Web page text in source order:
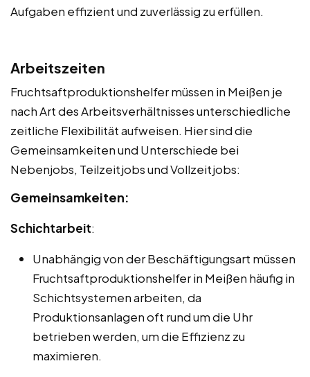
Aufgaben effizient und zuverlässig zu erfüllen.
Arbeitszeiten
Fruchtsaftproduktionshelfer müssen in Meißen je
nach Art des Arbeitsverhältnisses unterschiedliche
zeitliche Flexibilität aufweisen. Hier sind die
Gemeinsamkeiten und Unterschiede bei
Nebenjobs, Teilzeitjobs und Vollzeitjobs:
Gemeinsamkeiten:
Schichtarbeit:
Unabhängig von der Beschäftigungsart müssen
Fruchtsaftproduktionshelfer in Meißen häufig in
Schichtsystemen arbeiten, da
Produktionsanlagen oft rund um die Uhr
betrieben werden, um die Effizienz zu
maximieren.